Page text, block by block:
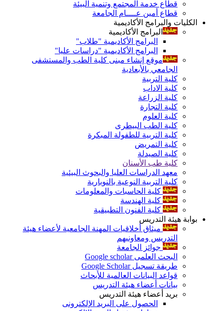
قطاع خدمة المجتمع وتنمية البيئة
قطاع أمين عــــام الجامعة
الكليات والبرامج الأكاديمية
البرامج الأكاديمية
البرامج الأكاديمية "طلاب"
البرامج الأكاديمية "دراسات عليا"
موقع إنشاء مبنى كلية الطب والمستشفى
الجامعي بالأبعادية
كلية التربية
كلية الاداب
كلية الزراعة
كلية التجارة
كلية العلوم
كلية الطب البيطرى
كلية التربية للطفولة المبكرة
كلية التمريض
كلية الصيدلة
كلية طب الأسنان
معهد الدراسات العليا والبحوث البيئية
كلية التربية النوعية بالنوبارية
كلية الحاسبات والمعلومات
كلية الهندسة
كلية الفنون التطبيقية
بوابة هيئة التدريس
ميثاق أخلاقيات المهنة الجامعية لأعضاء هيئة
التدريس ومعاونيهم
جوائز الجامعة
البحث العلمى Google scholar
طريقة تسجيل Google Scholar
قواعد البيانات العالمية للأبحاث
بيانات أعضاء هيئة التدريس
بريد أعضاء هيئة التدريس
الحصول على البريد الإلكترونى